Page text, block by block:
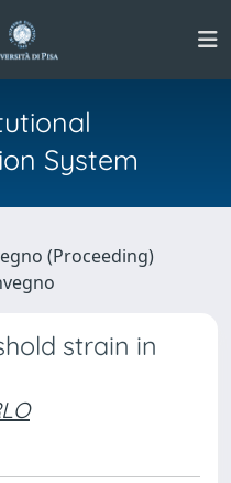
System
(Proceeding)
strain in